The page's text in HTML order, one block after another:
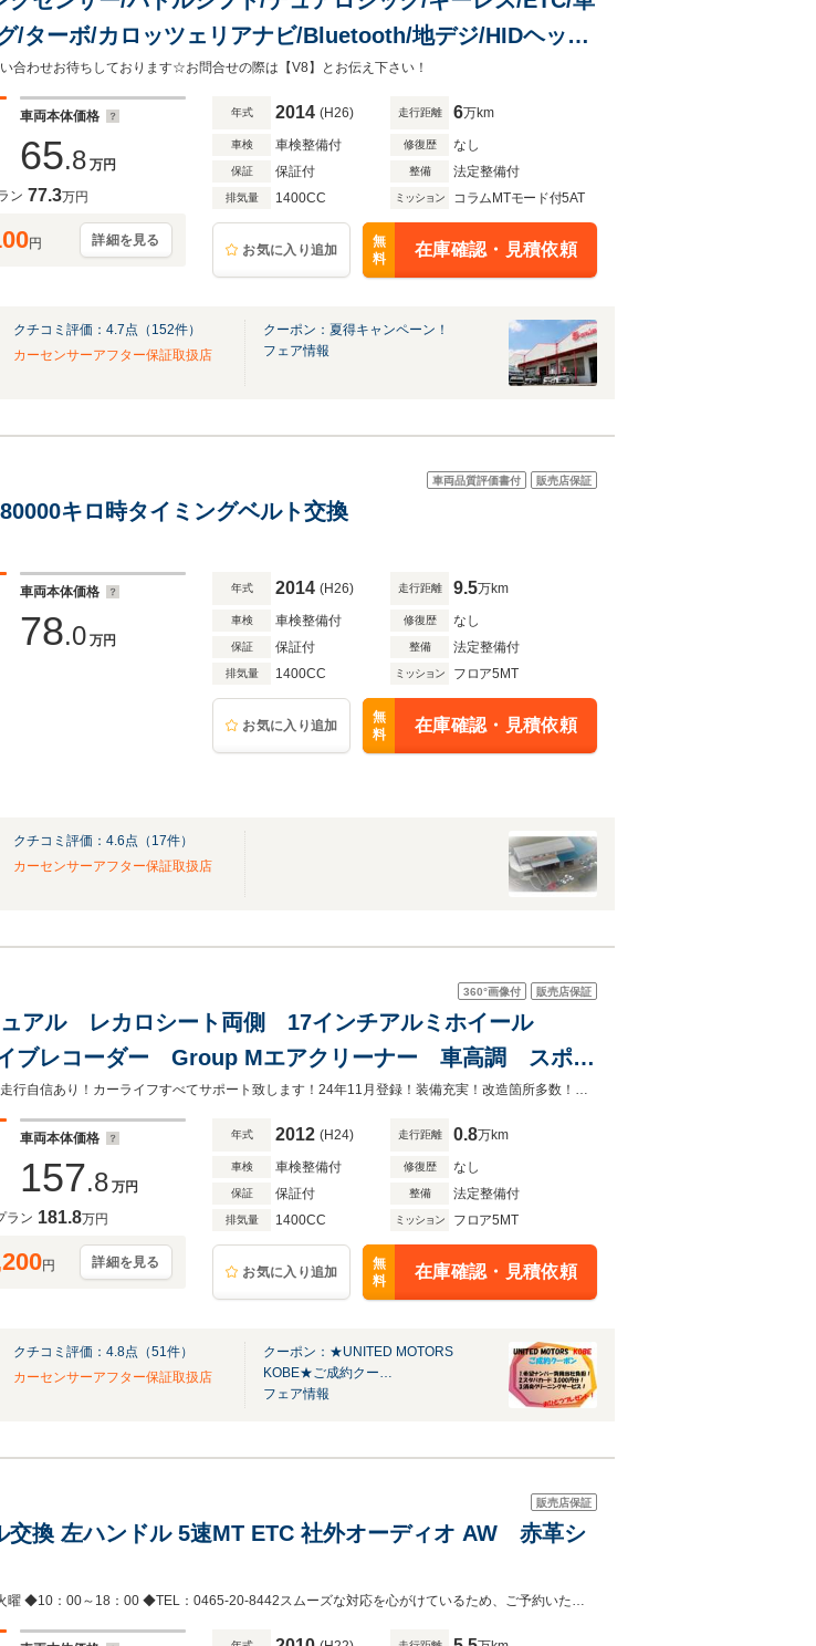
/ターボ/カロッツェリアナビ/Bluetooth/地デジ/HIDヘッド
合わせお待ちしております☆お問合せの際は【V8】とお伝え下さい！
車両本体価格
65.8 万円
ン 77.3万円
円 詳細を見る
年式 2014 (H26) 走行距離 6万km
車検 車検整備付 修復歴 なし
保証 保証付 整備 法定整備付
排気量 1400CC ミッション コラムMTモード付5AT
お気に入り追加
無
料
在庫確認・見積依頼
クチコミ評価： 4.7点（ 152件）
カーセンサーアフター保証取扱店
クーポン：夏得キャンペーン！
フェア情報
車両品質評価書付 販売店保証
キロ時タイミングベルト交換
車両本体価格
78.0 万円
年式 2014 (H26) 走行距離 9.5万km
車検 車検整備付 修復歴 なし
保証 保証付 整備 法定整備付
排気量 1400CC ミッション フロア5MT
お気に入り追加
無
料
在庫確認・見積依頼
クチコミ評価： 4.6点（ 17件）
カーセンサーアフター保証取扱店
360°画像付 販売店保証
ュアル レカロシート両側 17インチアルミホイール
ブレコーダー Group Mエアクリーナー 車高調 スポー
ボンミラーカバー 正規ディーラー車 3ヶ月保証付
★保証付き特選車★年式、走行自信あり！カーライフすべてサポート致します！24年11月登録！装備充実！改造箇所多数！レカロシートがかっこいい！パワー感かなりあります！必見です！
車両本体価格
157.8 万円
ラン 181.8万円
円 詳細を見る
年式 2012 (H24) 走行距離 0.8万km
車検 車検整備付 修復歴 なし
保証 保証付 整備 法定整備付
排気量 1400CC ミッション フロア5MT
お気に入り追加
無
料
在庫確認・見積依頼
クチコミ評価： 4.8点（51件）
カーセンサーアフター保証取扱店
クーポン：★UNITED MOTORS
KOBE★ご成約クー…
フェア情報
販売店保証
交換 左ハンドル 5速MT ETC 社外オーディオ AW 赤革シ
◆定休日：毎週日曜、第3火曜 ◆10：00～18：00 ◆TEL：0465-20-8442スムーズな対応を心がけているため、ご予約いただけると助かります。◆公式LINE：@542xhkin